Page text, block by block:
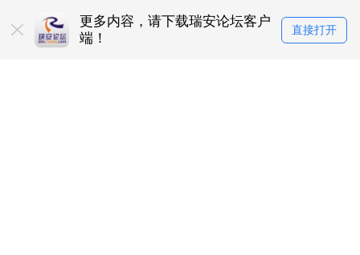
更多内容，请下载瑞安论坛客户
端！
直接打开